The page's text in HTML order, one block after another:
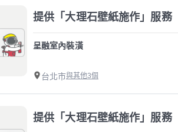
提供「大理石壁紙施作」服務
呈融室內裝潢
台北市與其他3個
提供「大理石壁紙施作」服務